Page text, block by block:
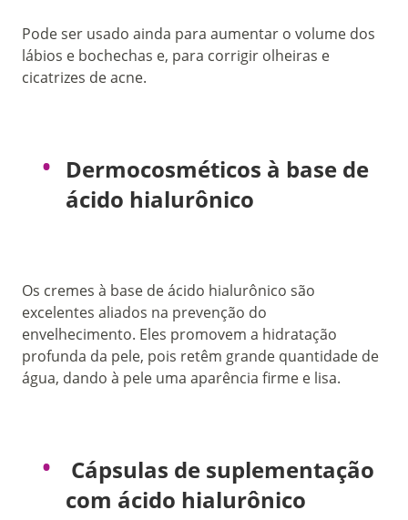
Pode ser usado ainda para aumentar o volume dos
lábios e bochechas e, para corrigir olheiras e
cicatrizes de acne.
Dermocosméticos à base de
ácido hialurônico
Os cremes à base de ácido hialurônico são
excelentes aliados na prevenção do
envelhecimento. Eles promovem a hidratação
profunda da pele, pois retêm grande quantidade de
água, dando à pele uma aparência firme e lisa.
Cápsulas de suplementação
com ácido hialurônico